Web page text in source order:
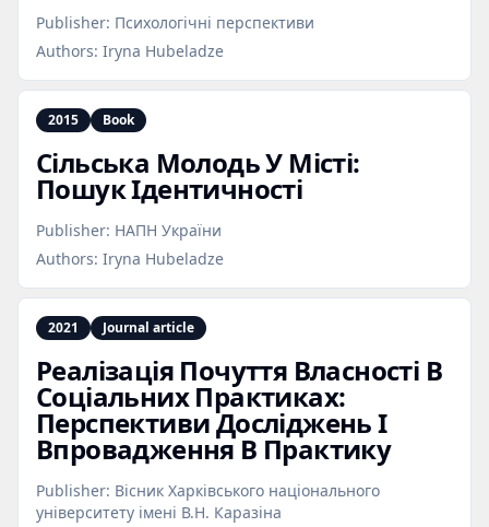
Publisher: Психологічні перспективи
Authors: Iryna Hubeladze
2015 Book
Сільська Молодь У Місті:
Пошук Ідентичності
Publisher: НАПН України
Authors: Iryna Hubeladze
2021 Journal article
Реалізація Почуття Власності В
Соціальних Практиках:
Перспективи Досліджень І
Впровадження В Практику
Publisher: Вісник Харківського національного
університету імені В.Н. Каразіна